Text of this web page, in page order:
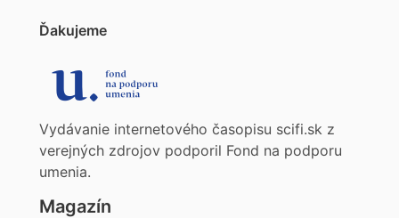
Ďakujeme
Vydávanie internetového časopisu scifi.sk z
verejných zdrojov podporil Fond na podporu
umenia.
Magazín